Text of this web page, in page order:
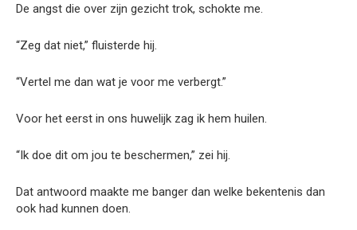
De angst die over zijn gezicht trok, schokte me.
“Zeg dat niet,” fluisterde hij.
“Vertel me dan wat je voor me verbergt.”
Voor het eerst in ons huwelijk zag ik hem huilen.
“Ik doe dit om jou te beschermen,” zei hij.
Dat antwoord maakte me banger dan welke bekentenis dan
ook had kunnen doen.